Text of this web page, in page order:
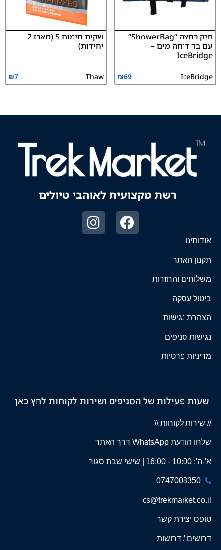
תיק רחצה “ShowerBag”
עם בד דוחה מים –
IceBridge
IceBridge
₪69
שקית חימום S (מארז 2
יחידות)
Thaw
₪7
רשת מקצועית לאוהבי טיולים
אודותינו
תקנון האתר
משלוחים והחזרות
ביטול עסקה
הצהרת נגישות
נגישות סניפים
מדיניות פרטיות
שעות פעילות של הסניפים ושירות לקוחות לחץ כאן
// שירות לקוחות \\
שלחו הודעת WhatsApp דרך האתר
א'-ה': 10:00 - 16:00 | שישי שבת סגור
0747008350
cs@trekmarket.co.il
טופס יצירת קשר
דרושים / דרושות